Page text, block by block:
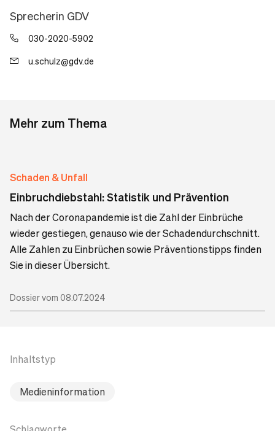
Sprecherin GDV
030-2020-5902
u.schulz@gdv.de
Mehr zum Thema
Schaden & Unfall
Einbruchdiebstahl: Statistik und Prävention
Nach der Coronapandemie ist die Zahl der Einbrüche
wieder gestiegen, genauso wie der Schadendurchschnitt.
Alle Zahlen zu Einbrüchen sowie Präventionstipps finden
Sie in dieser Übersicht.
Dossier vom 08.07.2024
Inhaltstyp
Medieninformation